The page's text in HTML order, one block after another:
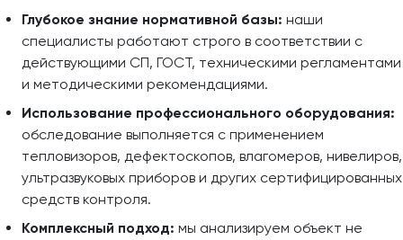
Глубокое знание нормативной базы: наши
специалисты работают строго в соответствии с
действующими СП, ГОСТ, техническими регламентами
и методическими рекомендациями.
Использование профессионального оборудования:
обследование выполняется с применением
тепловизоров, дефектоскопов, влагомеров, нивелиров,
ультразвуковых приборов и других сертифицированных
средств контроля.
Комплексный подход: мы анализируем объект не